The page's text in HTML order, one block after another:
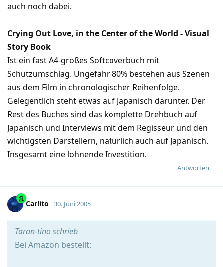
auch noch dabei.
Crying Out Love, in the Center of the World - Visual
Story Book
Ist ein fast A4-großes Softcoverbuch mit
Schutzumschlag. Ungefähr 80% bestehen aus Szenen
aus dem Film in chronologischer Reihenfolge.
Gelegentlich steht etwas auf Japanisch darunter. Der
Rest des Buches sind das komplette Drehbuch auf
Japanisch und Interviews mit dem Regisseur und den
wichtigsten Darstellern, natürlich auch auf Japanisch.
Insgesamt eine lohnende Investition.
Antworten
Carlito 30. Juni 2005
Taran-tino schrieb
Bei Amazon bestellt: